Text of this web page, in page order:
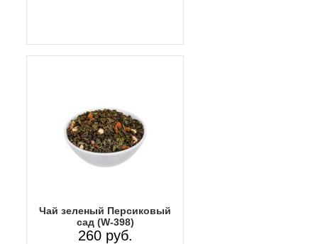
Чай зеленый Персиковый
сад (W-398)
260 руб.